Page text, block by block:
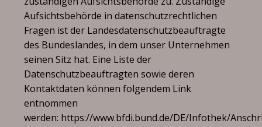
Aufsichtsbehörde in datenschutzrechtlichen
Fragen ist der Landesdatenschutzbeauftragte
des Bundeslandes, in dem unser Unternehmen
seinen Sitz hat. Eine Liste der
Datenschutzbeauftragten sowie deren
Kontaktdaten können folgendem Link
entnommen
werden: https://www.bfdi.bund.de/DE/Infothek/